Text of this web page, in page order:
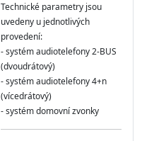
Technické parametry jsou
uvedeny u jednotlivých
provedení:
- systém audiotelefony 2-BUS
(dvoudrátový)
- systém audiotelefony 4+n
(vícedrátový)
- systém domovní zvonky